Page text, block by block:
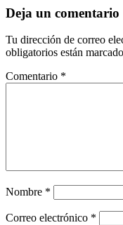
Deja un comentario
Tu dirección de correo
obligatorios están
Comentario *
Nombre *
Correo electrónico *